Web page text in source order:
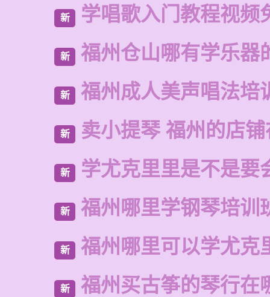
新 学唱歌入门教程视频
新 福州仓山哪有学乐器
新 福州成人美声唱法培
新 卖小提琴 福州的店
新 学尤克里里是不是要
新 福州哪里学钢琴培训
新 福州哪里可以学尤克
新 福州买古筝的琴行在